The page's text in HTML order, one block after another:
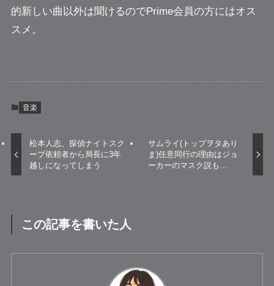
的新しい曲以外は聞けるのでPrime会員の方にはオス
スメ。
音楽
松本人志、探偵ナイトスク
ープ依頼者から局長に3年
越しになってしまう
サムライ(トップヲタあり
ま)任意同行の理由はジョ
ーカーのマスク説も…
この記事を書いた人